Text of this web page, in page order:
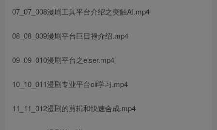
07_07_008漫剧工具平台介绍之突触AI.mp4
08_08_009漫剧平台巨日禄介绍.mp4
09_09_010漫剧平台之elser.mp4
10_10_011漫剧专业平台oii学习.mp4
11_11_012漫剧的剪辑和快速合成.mp4